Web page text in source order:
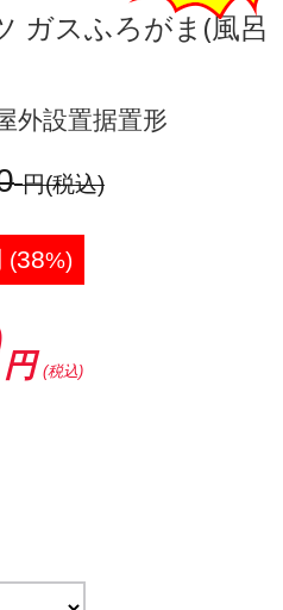
ガスふろがま(風呂
外設置据置形
円(税込)
(38%)
円 (税込)